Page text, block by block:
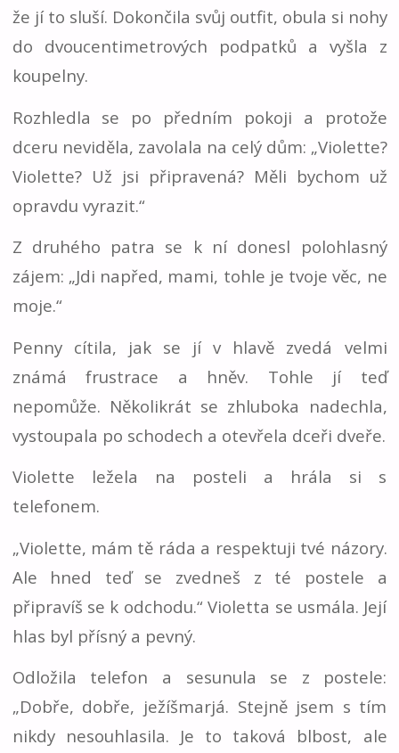
že jí to sluší. Dokončila svůj outfit, obula si nohy
do dvoucentimetrových podpatků a vyšla z
koupelny.
Rozhledla se po předním pokoji a protože
dceru neviděla, zavolala na celý dům: „Violette?
Violette? Už jsi připravená? Měli bychom už
opravdu vyrazit.“
Z druhého patra se k ní donesl polohlasný
zájem: „Jdi napřed, mami, tohle je tvoje věc, ne
moje.“
Penny cítila, jak se jí v hlavě zvedá velmi
známá frustrace a hněv. Tohle jí teď
nepomůže. Několikrát se zhluboka nadechla,
vystoupala po schodech a otevřela dceři dveře.
Violette ležela na posteli a hrála si s
telefonem.
„Violette, mám tě ráda a respektuji tvé názory.
Ale hned teď se zvedneš z té postele a
připravíš se k odchodu.“ Violetta se usmála. Její
hlas byl přísný a pevný.
Odložila telefon a sesunula se z postele:
„Dobře, dobře, ježíšmarjá. Stejně jsem s tím
nikdy nesouhlasila. Je to taková blbost, ale